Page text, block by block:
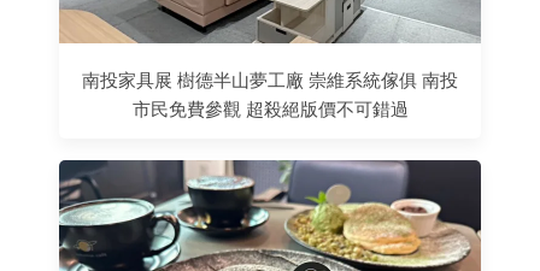
南投家具展 樹德半山夢工廠 崇維系統傢俱 南投
市民免費參觀 超殺絕版價不可錯過